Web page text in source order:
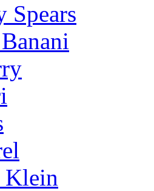
Spears
Klein